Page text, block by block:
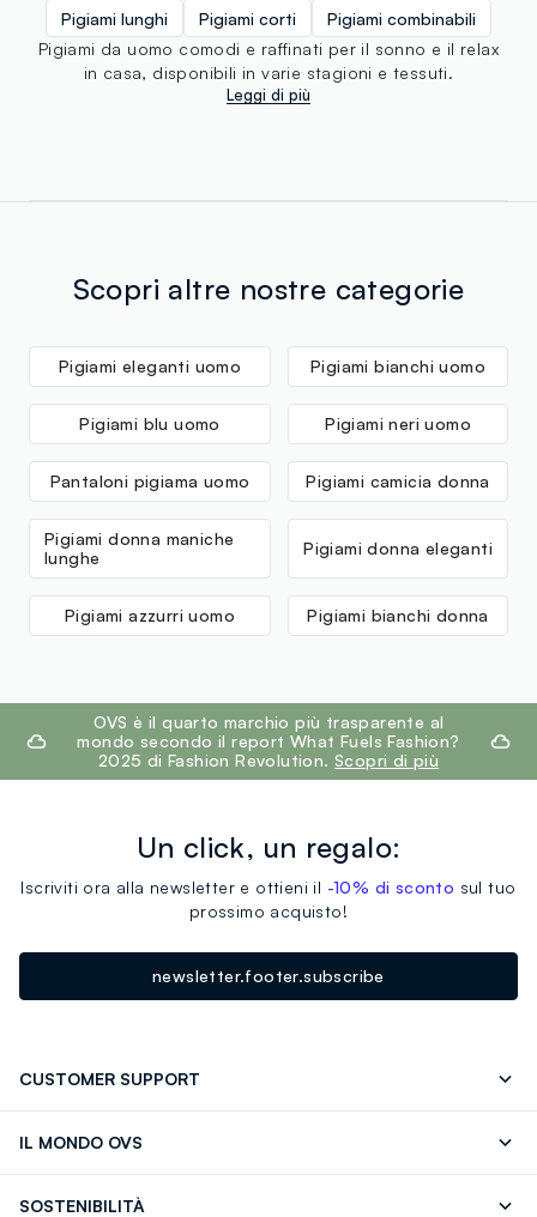
Pigiami lunghi Pigiami corti
Pigiami combinabili
Pigiami da uomo comodi e raffinati per il sonno e il relax
in casa, disponibili in varie stagioni e tessuti.
Leggi di più
Scopri altre nostre categorie
Pigiami eleganti uomo Pigiami bianchi uomo
Pigiami blu uomo Pigiami neri uomo
Pantaloni pigiama uomo Pigiami camicia donna
Pigiami donna maniche
lunghe
Pigiami donna eleganti
Pigiami azzurri uomo Pigiami bianchi donna
footer.ariatitleOVS è il quarto marchio più trasparente al
mondo secondo il report What Fuels Fashion?
2025 di Fashion Revolution. Scopri di più
Un click, un regalo:
Iscriviti ora alla newsletter e ottieni il -10% di sconto sul tuo
prossimo acquisto!
newsletter.footer.subscribe
CUSTOMER SUPPORT
IL MONDO OVS
SOSTENIBILITÀ